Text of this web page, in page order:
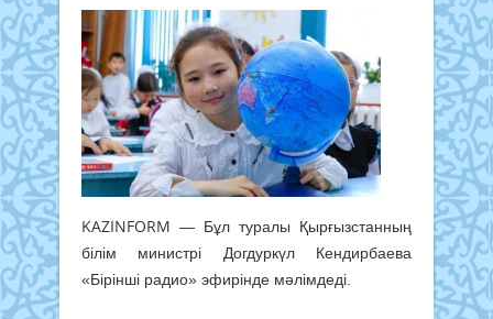
KAZINFORM — Бұл туралы Қырғызстанның
білім министрі Догдуркүл Кендирбаева
«Бірінші радио» эфирінде мәлімдеді.